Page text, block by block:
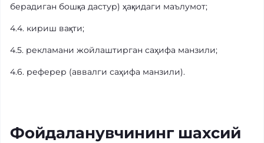
берадиган бошқа дастур) ҳақидаги маълумот;
4.4. кириш вақти;
4.5. рекламани жойлаштирган саҳифа манзили;
4.6. реферер (аввалги саҳифа манзили).
Фойдаланувчининг шахсий